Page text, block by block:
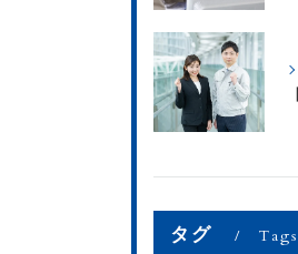
タグ Tags